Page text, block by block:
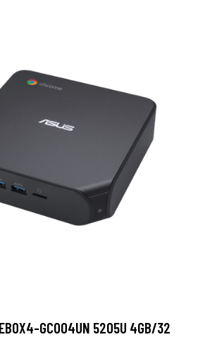
GC004UN 5205U 4GB/32